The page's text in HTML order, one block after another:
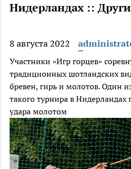
Нидерландах ::
8 августа 2022
Участники «Игр горцев»
традиционных шотландских
бревен, гирь и молотов. Один
такого турнира в Нидерландах
удара молотом